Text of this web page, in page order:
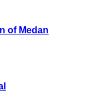
of Medan